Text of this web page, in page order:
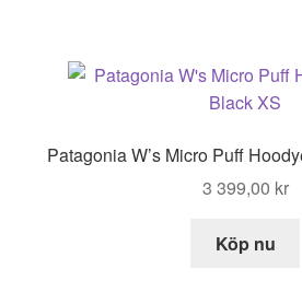
Patagonia W’s Micro Puff
3 399,00 kr
Köp nu